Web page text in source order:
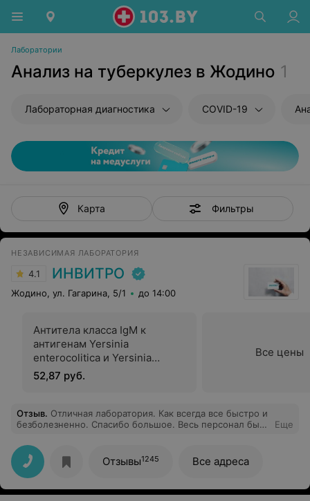
Лаборатории
Анализ на туберкулез в Жодино 1
Лабораторная диагностика COVID-19
Карта Фильтры
НЕЗАВИСИМАЯ ЛАБОРАТОРИЯ
4.1 ИНВИТРО
Жодино, ул. Гагарина, 5/1 до 14:00
Антитела класса IgM к
антигенам Yersinia
еnterocolitica и Yersinia
pseudotuberculosis
52,87 руб.
Все цены
Отзыв. Отличная лаборатория. Как всегда все быстро и
безболезненно. Спасибо большое. Весь персонал был
Еще
Отзывы1245 Все адреса